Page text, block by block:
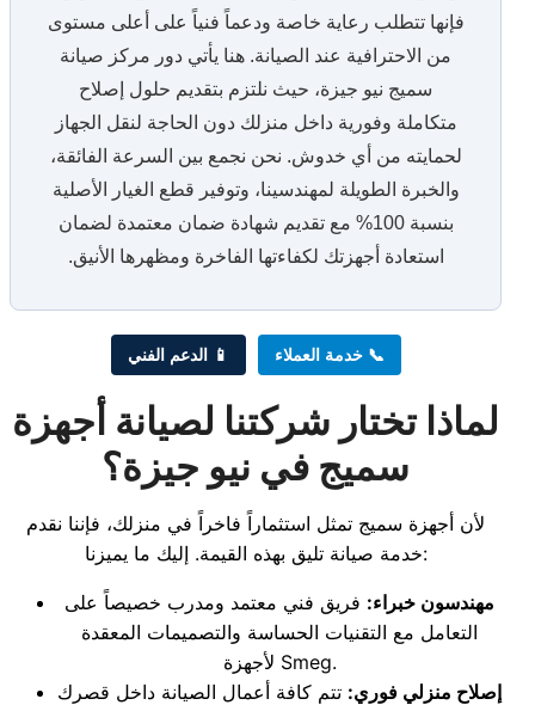
فإنها تتطلب رعاية خاصة ودعماً فنياً على أعلى مستوى
من الاحترافية عند الصيانة. هنا يأتي دور مركز صيانة
سميج نيو جيزة، حيث نلتزم بتقديم حلول إصلاح
متكاملة وفورية داخل منزلك دون الحاجة لنقل الجهاز
لحمايته من أي خدوش. نحن نجمع بين السرعة الفائقة،
والخبرة الطويلة لمهندسينا، وتوفير قطع الغيار الأصلية
بنسبة 100% مع تقديم شهادة ضمان معتمدة لضمان
استعادة أجهزتك لكفاءتها الفاخرة ومظهرها الأنيق.
📞 خدمة العملاء 📱 الدعم الفني
لماذا تختار شركتنا لصيانة أجهزة
سميج في نيو جيزة؟
لأن أجهزة سميج تمثل استثماراً فاخراً في منزلك، فإننا نقدم
خدمة صيانة تليق بهذه القيمة. إليك ما يميزنا:
مهندسون خبراء: فريق فني معتمد ومدرب خصيصاً على
التعامل مع التقنيات الحساسة والتصميمات المعقدة
لأجهزة Smeg.
إصلاح منزلي فوري: تتم كافة أعمال الصيانة داخل قصرك